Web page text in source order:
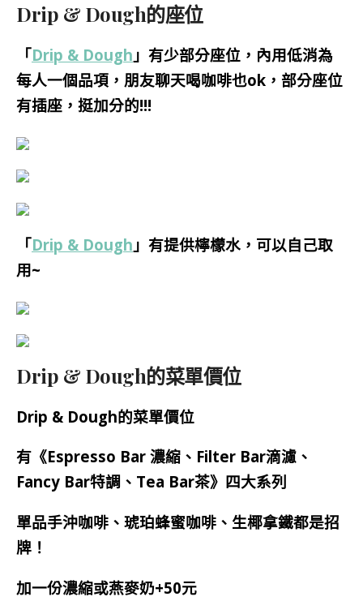
Drip & Dough的座位
「Drip & Dough 」有少部分座位，內用低消為
每人一個品項，朋友聊天喝咖啡也ok，部分座位
有插座，挺加分的!!!
「Drip & Dough 」有提供檸檬水，可以自己取
用~
Drip & Dough的菜單價位
Drip & Dough的菜單價位
有《Espresso Bar 濃縮、Filter Bar滴濾、
Fancy Bar特調、Tea Bar茶》四大系列
單品手沖咖啡、琥珀蜂蜜咖啡、生椰拿鐵都是招
牌！
加一份濃縮或燕麥奶+50元